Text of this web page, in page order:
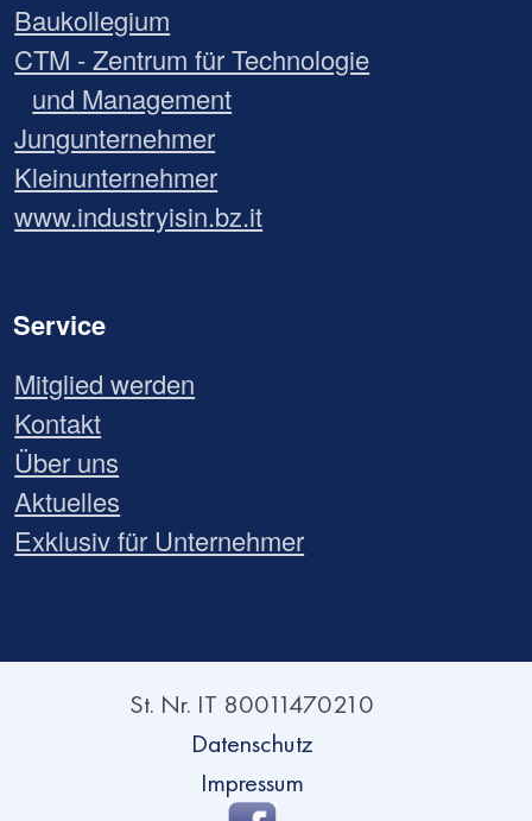
Baukollegium
CTM - Zentrum für Technologie
und Management
Jungunternehmer
Kleinunternehmer
www.industryisin.bz.it
Service
Mitglied werden
Kontakt
Über uns
Aktuelles
Exklusiv für Unternehmer
St. Nr. IT 80011470210
Datenschutz
Impressum